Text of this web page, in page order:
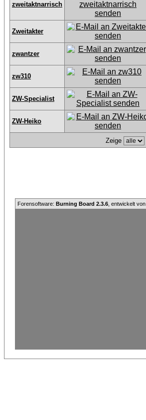
zweitaktnarrisch
Zweitakter
zwantzer
zw310
ZW-Specialist
ZW-Heiko
Zeige
Forensoftware: Burning Board 2.3.6 , entwickelt von